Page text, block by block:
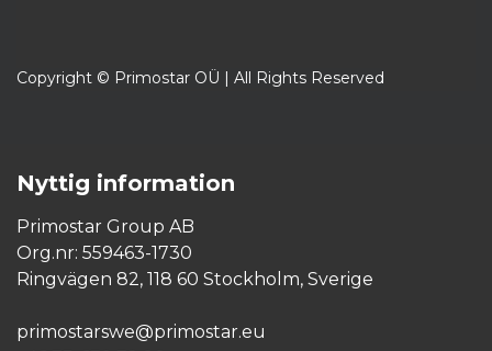
Copyright © Primostar OÜ | All Rights Reserved
Nyttig information
Primostar Group AB
Org.nr: 559463-1730
Ringvägen 82, 118 60 Stockholm, Sverige
primostarswe@primostar.eu​